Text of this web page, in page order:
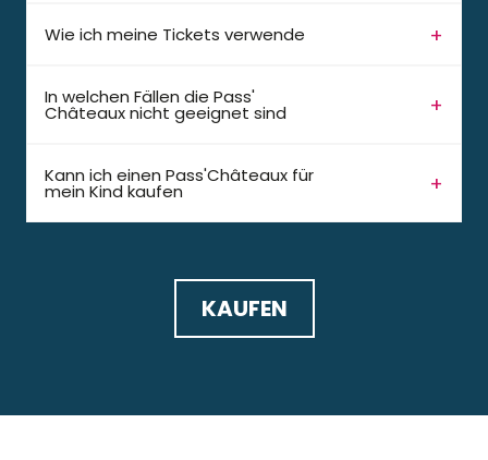
Wie ich meine Tickets verwende
In welchen Fällen die Pass'
Châteaux nicht geeignet sind
Kann ich einen Pass'Châteaux für
mein Kind kaufen
KAUFEN